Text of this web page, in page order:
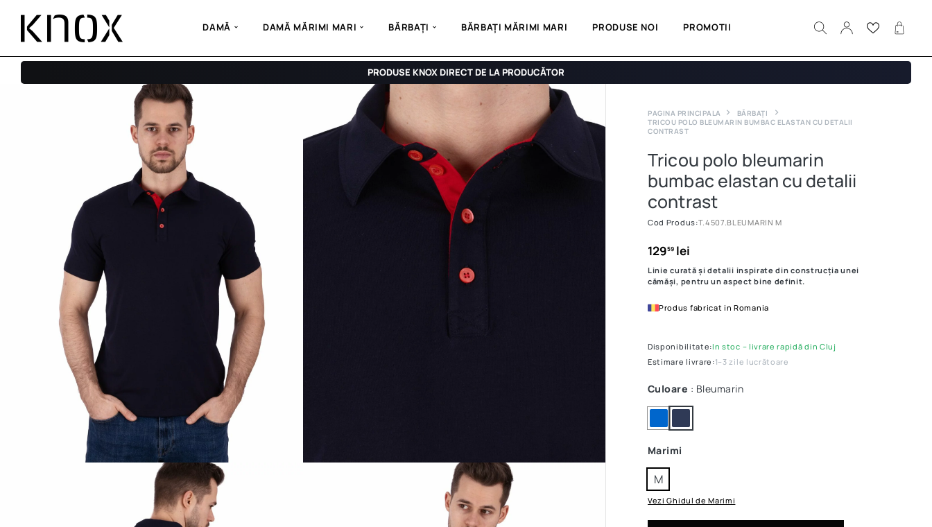
DAMĂ DAMĂ MĂRIMI MARI BĂRBAȚI BĂRBAȚI MĂRIMI MARI PRODUSE NOI PROMOTII
PRODUSE KNOX DIRECT DE LA PRODUCĂTOR
PAGINA PRINCIPALA
BĂRBAȚI
TRICOU POLO BLEUMARIN BUMBAC ELASTAN CU DETALII
CONTRAST
Tricou polo bleumarin
bumbac elastan cu detalii
contrast
Cod Produs:T.4507.BLEUMARIN M
12959lei
Linie curată și detalii inspirate din construcția unei
cămăși, pentru un aspect bine definit.
Produs fabricat in Romania
Disponibilitate:In stoc – livrare rapidă din Cluj
Estimare livrare:1–3 zile lucrătoare
Culoare : Bleumarin
Marimi
M
Vezi Ghidul de Marimi